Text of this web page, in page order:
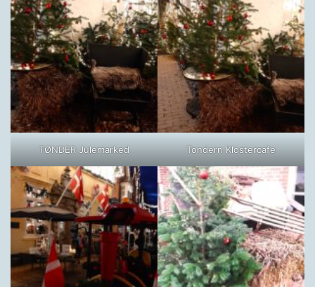
TØNDER Julemarked Tondern Klostercafe